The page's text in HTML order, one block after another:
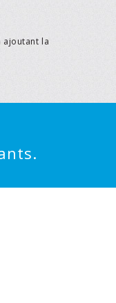
ajoutant la